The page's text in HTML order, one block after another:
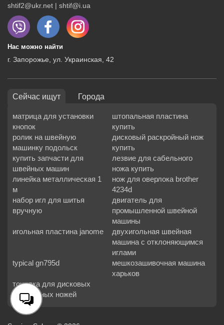
shtif2@ukr.net | shtif@i.ua
Нас можно найти
г. Запорожье, ул. Украинская, 42
Сейчас ищут Города
матрица для установки
кнопок
штопальная пластина
купить
ролик на швейную
машинку подольск
дисковый раскройный нож
купить
купить запчасти для
швейных машин
лезвие для сабельного
ножа купить
линейка металлическая 1
м
нож для оверлока brother
4234d
набор игл для шитья
вручную
двигатель для
промышленной швейной
машины
игольная пластина janome
двухигольная швейная
машина с отклоняющимся
иглами
typical gn795d
мешкозашивочная машина
харьков
точилка для дисковых
раскройных ножей